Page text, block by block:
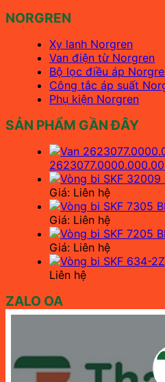
NORGREN
Xy lanh Norgren
Van điện từ Norgren
Bộ lọc điều áp
Công tắc áp suất
Phụ kiện Norgren
SẢN PHẨM GẦN ĐÂY
Giá: Liên hệ
Giá: Liên hệ
Giá: Liên hệ
Liên hệ
ZALO OA